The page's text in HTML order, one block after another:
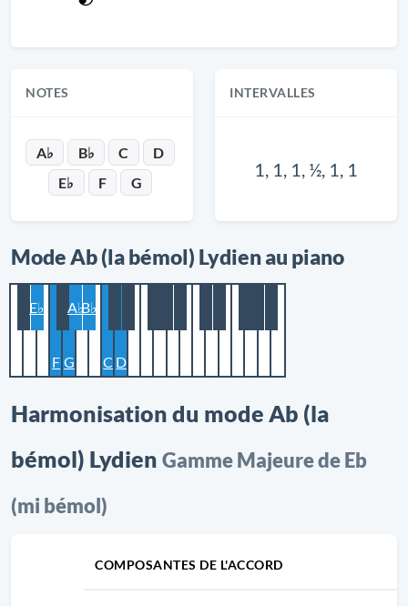
NOTES
A♭ B♭ C
D
E♭
F G
INTERVALLES
1, 1, 1, ½, 1, 1
Mode Ab (la bémol) Lydien au piano
E♭
F G
A♭B♭
C D
Harmonisation du mode Ab (la
bémol) Lydien Gamme Majeure de Eb
(mi bémol)
COMPOSANTES DE L'ACCORD